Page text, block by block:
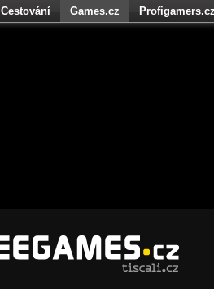
Cestování Games.cz Profigamers.cz